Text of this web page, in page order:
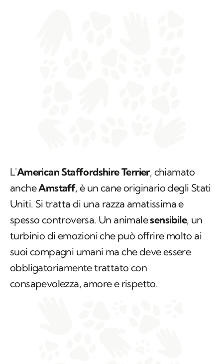
L'American Staffordshire Terrier, chiamato
ancheAmstaff, è un cane originario degli Stati
Uniti. Si tratta di una razza amatissima e
spesso controversa. Un animalesensibile, un
turbinio di emozioni che può offrire molto ai
suoi compagni umani ma che deve essere
obbligatoriamente trattato con
consapevolezza, amore e rispetto.